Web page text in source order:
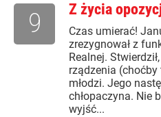
Z życia
Czas umierać!
zrezygnował z
Realnej.
rządzenia
młodzi. Jego
chłopaczyna. Nie
wyjść...
9